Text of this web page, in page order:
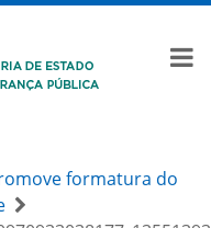
formatura do